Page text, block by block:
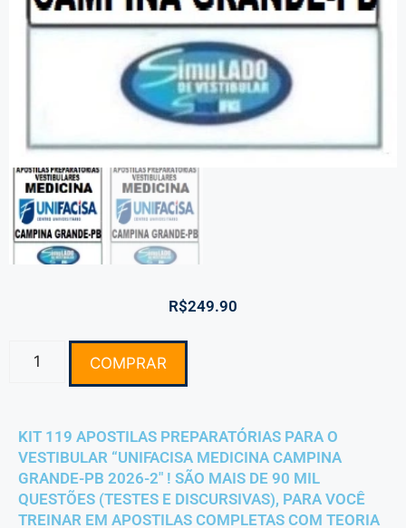
R$249.90
COMPRAR
KIT 119 APOSTILAS PREPARATÓRIAS PARA O
VESTIBULAR “UNIFACISA MEDICINA CAMPINA
GRANDE-PB 2026-2″ ! SÃO MAIS DE 90 MIL
QUESTÕES (TESTES E DISCURSIVAS), PARA VOCÊ
TREINAR EM APOSTILAS COMPLETAS COM TEORIA